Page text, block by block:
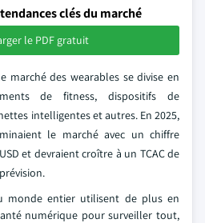
clés du marché
le PDF gratuit
marché des wearables se divise en
de fitness, dispositifs de
intelligentes et autres. En 2025,
le marché avec un chiffre
et devraient croître à un TCAC de
monde entier utilisent de plus en
numérique pour surveiller tout,